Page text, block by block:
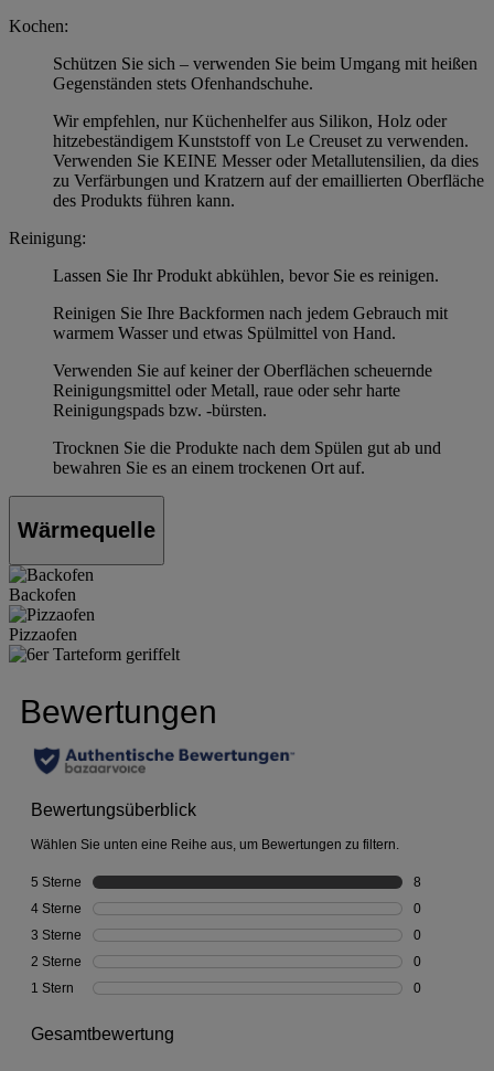
Kochen:
Schützen Sie sich – verwenden Sie beim Umgang mit heißen
Gegenständen stets Ofenhandschuhe.
Wir empfehlen, nur Küchenhelfer aus Silikon, Holz oder
hitzebeständigem Kunststoff von Le Creuset zu verwenden.
Verwenden Sie KEINE Messer oder Metallutensilien, da dies
zu Verfärbungen und Kratzern auf der emaillierten Oberfläche
des Produkts führen kann.
Reinigung:
Lassen Sie Ihr Produkt abkühlen, bevor Sie es reinigen.
Reinigen Sie Ihre Backformen nach jedem Gebrauch mit
warmem Wasser und etwas Spülmittel von Hand.
Verwenden Sie auf keiner der Oberflächen scheuernde
Reinigungsmittel oder Metall, raue oder sehr harte
Reinigungspads bzw. -bürsten.
Trocknen Sie die Produkte nach dem Spülen gut ab und
bewahren Sie es an einem trockenen Ort auf.
Wärmequelle
Backofen
Pizzaofen